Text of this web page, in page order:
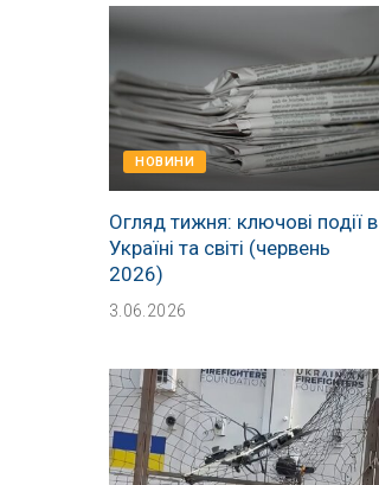
НОВИНИ
Огляд тижня: ключові події в
Україні та світі (червень
2026)
3.06.2026